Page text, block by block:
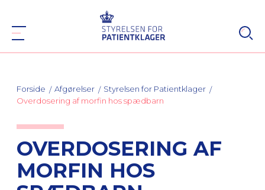
Forside Afgørelser
Styrelsen for Patientklager
Overdosering af morfin hos spædbarn
OVERDOSERING AF
MORFIN HOS